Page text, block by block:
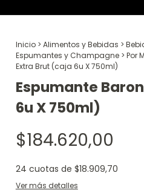
Inicio > Alimentos y Bebidas >
Espumantes y Champagne > Por
Extra Brut (caja 6u X 750ml)
Espumante
6u X 750ml)
$184.620,00
24 cuotas de $18.909,70
Ver más detalles